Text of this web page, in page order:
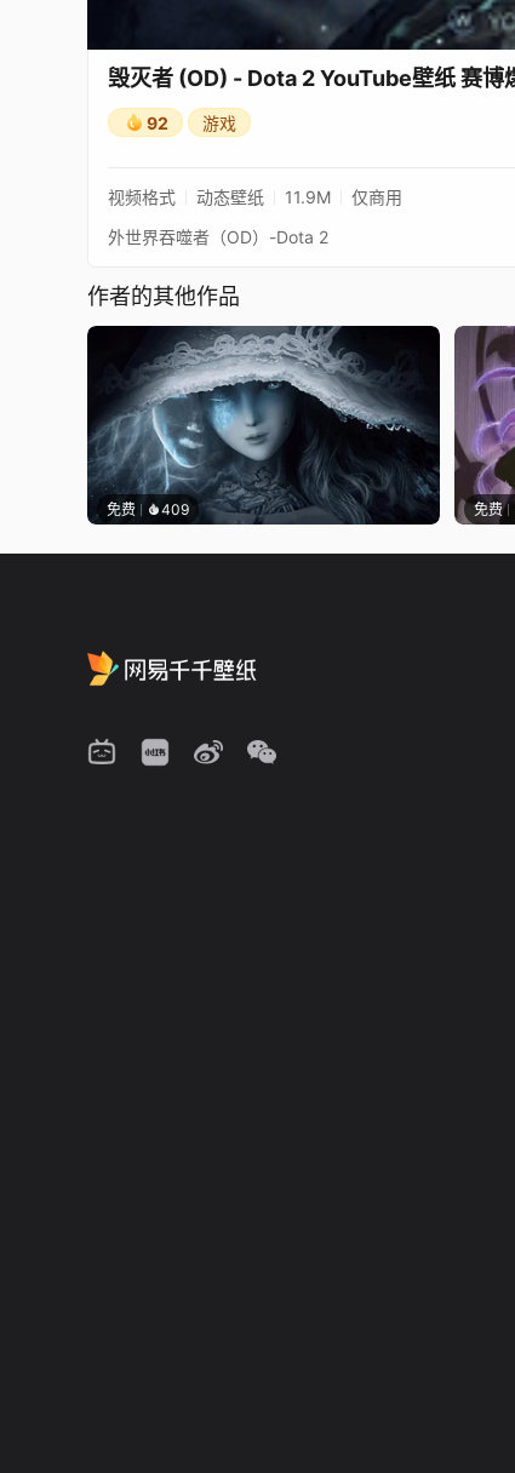
毁灭者 (OD) - Dota 2 YouTube壁纸 赛博
92 游戏
视频格式 动态壁纸 11.9M 仅商用
外世界吞噬者（OD）-Dota 2
作者的其他作品
免费 409 免费